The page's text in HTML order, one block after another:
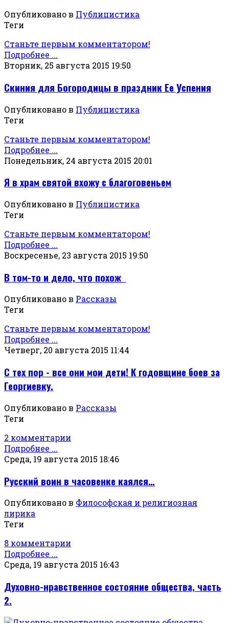
Опубликовано в Публицистика
Теги
Станьте первым комментатором!
Подробнее ...
Вторник, 25 августа 2015 19:50
Скиния для Богородицы в праздник Ее Успения
Опубликовано в Публицистика
Теги
Станьте первым комментатором!
Подробнее ...
Понедельник, 24 августа 2015 20:01
Я в храм святой вхожу с благоговеньем
Опубликовано в Публицистика
Теги
Станьте первым комментатором!
Подробнее ...
Воскресенье, 23 августа 2015 19:50
В том-то и дело, что похож
Опубликовано в Рассказы
Теги
Станьте первым комментатором!
Подробнее ...
Четверг, 20 августа 2015 11:44
С тех пор - все они мои дети! К годовщине боев за
Георгиевку.
Опубликовано в Рассказы
Теги
2 комментарии
Подробнее ...
Среда, 19 августа 2015 18:46
Русский воин в часовенке каялся…
Опубликовано в Философская и религиозная
лирика
Теги
8 комментарии
Подробнее ...
Среда, 19 августа 2015 16:43
Духовно-нравственное состояние общества, часть
2.